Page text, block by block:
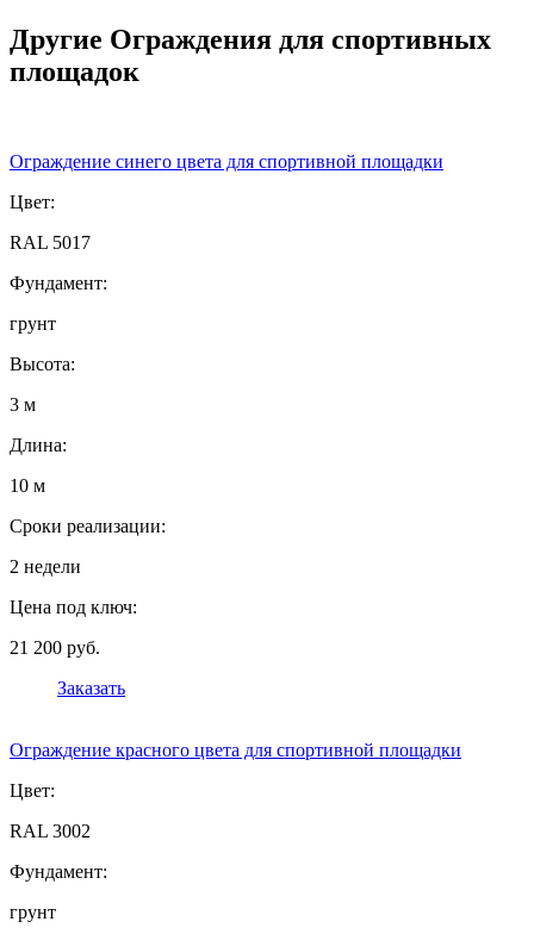
Другие Ограждения для спортивных
площадок
Ограждение синего цвета для спортивной площадки
Цвет:
RAL 5017
Фундамент:
грунт
Высота:
3 м
Длина:
10 м
Сроки реализации:
2 недели
Цена под ключ:
21 200 руб.
Заказать
Ограждение красного цвета для спортивной площадки
Цвет:
RAL 3002
Фундамент:
грунт